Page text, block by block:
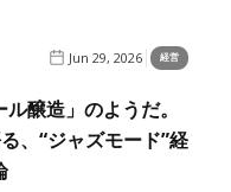
Jun 29, 2026 経営
醸造」のようだ。
、“ジャズモード”経